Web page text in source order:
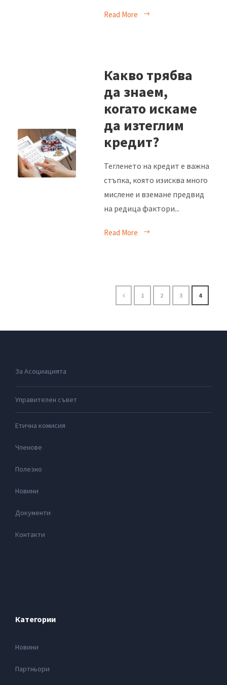
Read More
Какво трябва
да знаем,
когато искаме
да изтеглим
кредит?
Тегленето на кредит е важна
стъпка, която изисква много
мислене и вземане предвид
на редица фактори...
Read More
1 2 3 4
За Асоциацията
Управителен съвет
Етична комисия
Членове
Полезно
Новини
Документи
Контакти
Категории
Новини
Партньори